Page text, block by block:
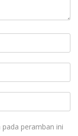
peramban ini